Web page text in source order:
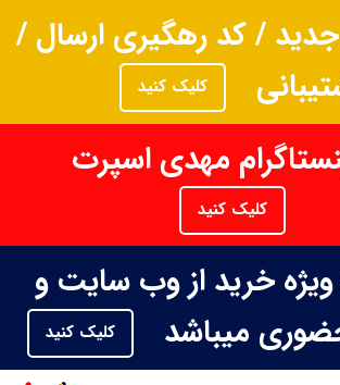
/ کد رهگیری ارسال /
کلیک کنید
مهدی اسپرت
کلیک کنید
خرید از وب سایت و
میباشد
کلیک کنید